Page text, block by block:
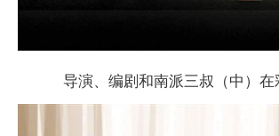
导演、编剧和南派三叔（中）在